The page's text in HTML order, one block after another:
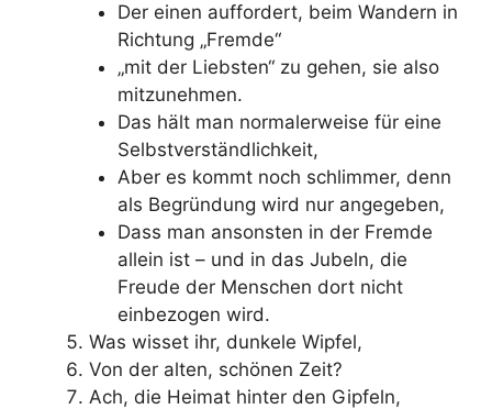
Der einen auffordert, beim Wandern in
Richtung „Fremde“
„mit der Liebsten“ zu gehen, sie also
mitzunehmen.
Das hält man normalerweise für eine
Selbstverständlichkeit,
Aber es kommt noch schlimmer, denn
als Begründung wird nur angegeben,
Dass man ansonsten in der Fremde
allein ist – und in das Jubeln, die
Freude der Menschen dort nicht
einbezogen wird.
Was wisset ihr, dunkele Wipfel,
Von der alten, schönen Zeit?
Ach, die Heimat hinter den Gipfeln,